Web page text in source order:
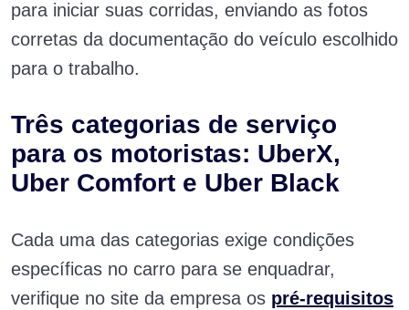
para iniciar suas corridas, enviando as fotos
corretas da documentação do veículo escolhido
para o trabalho.
Três categorias de serviço
para os motoristas: UberX,
Uber Comfort e Uber Black
Cada uma das categorias exige condições
específicas no carro para se enquadrar,
verifique no site da empresa os pré-requisitos